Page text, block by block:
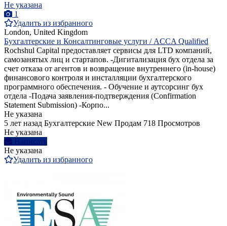
Не указана
1
Удалить из избранного
London, United Kingdom
Бухгалтерские и Консалтинговые услуги / ACCA Qualified
Rochshul Capital предоставляет сервисы для LTD компаний,
самозанятых лиц и стартапов. -Дигитализация бух отдела за
счет отказа от агентов и возвращение внутреннего (in-house)
финансового контроля и инсталляции бухгалтерского
программного обеспечения. - Обучение и аутсорсинг бух
отдела -Подача заявления-подтверждения (Confirmation
Statement Submission) -Корпо...
Не указана
5 лет назад Бухгалтерские New Продам 718 Просмотров
Не указана
Написать
Не указана
Удалить из избранного